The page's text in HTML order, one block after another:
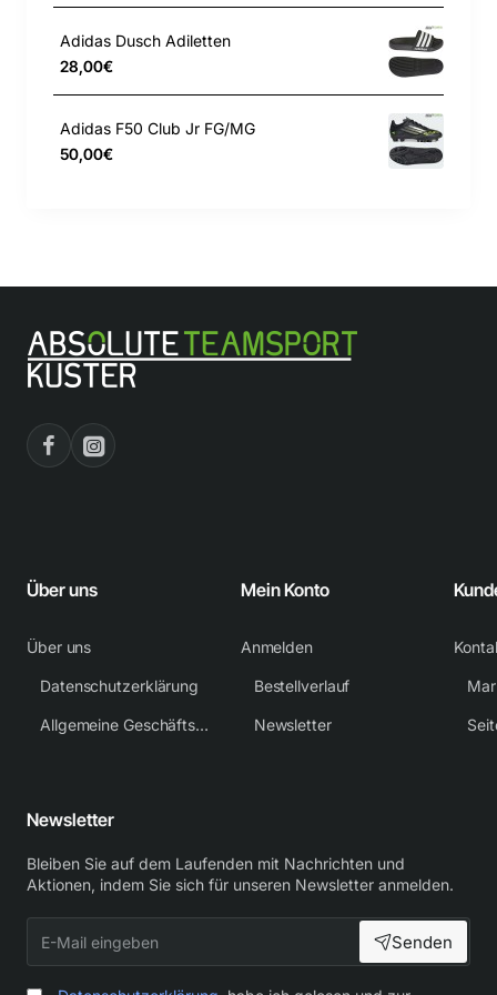
Adidas Dusch Adiletten
28,00€
Adidas F50 Club Jr FG/MG
50,00€
Über uns
Über uns
Datenschutzerklärung
Allgemeine Geschäftsbedingungen
Mein Konto
Anmelden
Bestellverlauf
Newsletter
Newsletter
Bleiben Sie auf dem Laufenden mit Nachrichten und
Aktionen, indem Sie sich für unseren Newsletter anmelden.
Mail
eingeben
Senden